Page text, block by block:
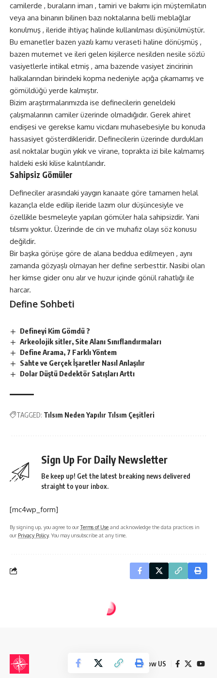
camilerde , buraların imarı , tamiri ve bakımı için müştemilatın
veya ana binanın bilinen bazı noktalarına belli meblağlar
konulmuş , ileride ihtiyaç halinde kullanılması düşünülmüştür.
Bu emanetler bazen yazılı kamu veraseti haline dönüşmüş ,
bazen mutemet ve ileri gelen kişilerce nesilden nesile sözlü
vasiyetlerle intikal etmiş , ama bazende vasiyet zincirinin
halkalarından birindeki kopma nedeniyle açığa çıkamamış ve
gömüldüğü yerde kalmıştır.
Bizim araştırmalarımızda ise definecilerin geneldeki
çalışmalarının camiler üzerinde olmadığıdır. Gerek ahiret
endişesi ve gerekse kamu vicdanı muhasebesiyle bu konuda
hassasiyet gösterdikleridir. Definecilerin üzerinde durdukları
asıl noktalar bugün yıkık ve virane, toprakta izi bile kalmamış
haldeki eski kilise kalıntılarıdır.
Sahipsiz Gömüler
Defineciler arasındaki yaygın kanaate göre tamamen helal
kazançla elde edilip ileride lazım olur düşüncesiyle ve
özellikle besmeleyle yapılan gömüler hala sahipsizdir. Yani
tılsımı yoktur. Üzerinde de cin ve muhafız olayı söz konusu
değildir.
Bir başka görüşe göre de alana beddua edilmeyen , aynı
zamanda gözyaşlı olmayan her define serbesttir. Nasibi olan
her kimse gider onu alır ve huzur içinde gönül rahatlığı ile
harcar.
Define Sohbeti
Defineyi Kim Gömdü ?
Arkeolojik sitler, Site Alanı Sınıflandırmaları
Define Arama, 7 Farklı Yöntem
Sahte ve Gerçek İşaretler Nasıl Anlaşılır
Dolar Düştü Dedektör Satışları Arttı
TAGGED: Tılsım Neden Yapılır Tılsım Çeşitleri
Sign Up For Daily Newsletter
Be keep up! Get the latest breaking news delivered
straight to your inbox.
[mc4wp_form]
By signing up, you agree to ourTerms of Use and acknowledge the data practices in
our Privacy Policy. You may unsubscribe at any time.
DEFINE İŞARETLERI VE ANLAMLARI
3 Min Read